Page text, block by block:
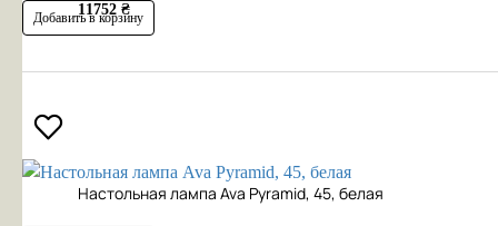
11752 ₴
Добавить в корзину
Настольная лампа Ava Pyramid, 45, белая